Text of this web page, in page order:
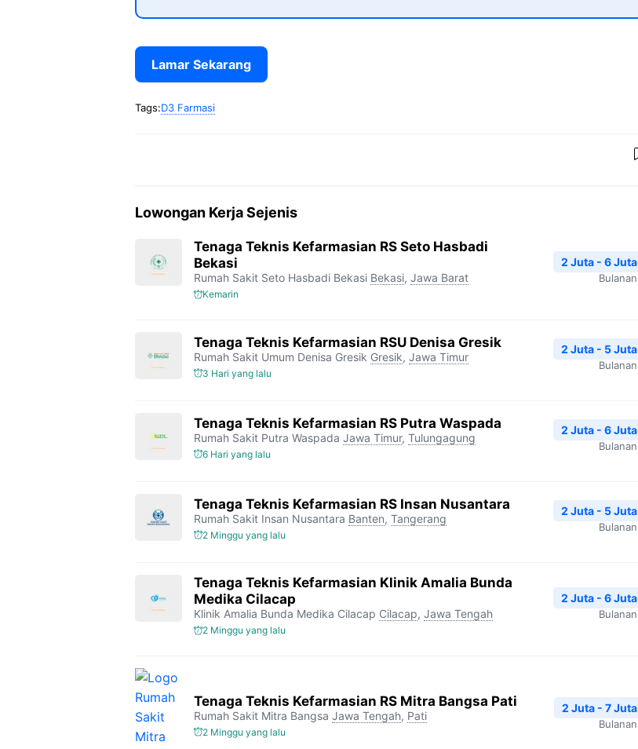
Lamar Sekarang
Tags:D3 Farmasi
Lowongan Kerja Sejenis
Tenaga Teknis Kefarmasian RS Seto Hasbadi
Bekasi
Rumah Sakit Seto Hasbadi Bekasi Bekasi, Jawa Barat
Kemarin
2 Juta - 6 Juta
Bulanan
Tenaga Teknis Kefarmasian RSU Denisa Gresik
Rumah Sakit Umum Denisa Gresik Gresik, Jawa Timur
3 Hari yang lalu
2 Juta - 5 Juta
Bulanan
Tenaga Teknis Kefarmasian RS Putra Waspada
Rumah Sakit Putra Waspada Jawa Timur, Tulungagung
6 Hari yang lalu
2 Juta - 6 Juta
Bulanan
Tenaga Teknis Kefarmasian RS Insan Nusantara
Rumah Sakit Insan Nusantara Banten, Tangerang
2 Minggu yang lalu
2 Juta - 5 Juta
Bulanan
Tenaga Teknis Kefarmasian Klinik Amalia Bunda
Medika Cilacap
Klinik Amalia Bunda Medika Cilacap Cilacap, Jawa Tengah
2 Minggu yang lalu
2 Juta - 6 Juta
Bulanan
Tenaga Teknis Kefarmasian RS Mitra Bangsa Pati
Rumah Sakit Mitra Bangsa Jawa Tengah, Pati
2 Minggu yang lalu
2 Juta - 7 Juta
Bulanan